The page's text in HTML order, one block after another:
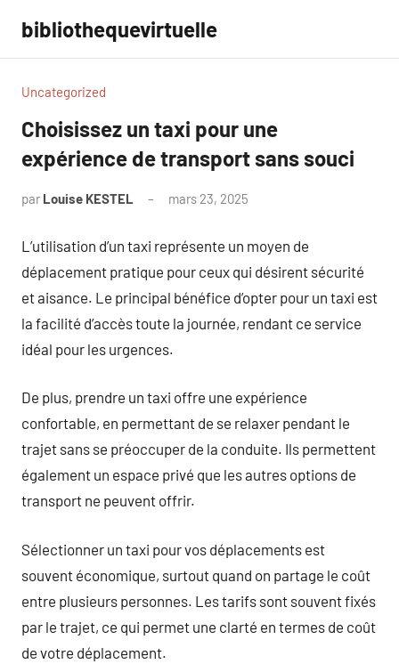
contenu
bibliothequevirtuelle
Uncategorized
Choisissez un taxi pour une
expérience de transport sans souci
par Louise KESTEL mars 23, 2025
L’utilisation d’un taxi représente un moyen de
déplacement pratique pour ceux qui désirent sécurité
et aisance. Le principal bénéfice d’opter pour un taxi est
la facilité d’accès toute la journée, rendant ce service
idéal pour les urgences.
De plus, prendre un taxi offre une expérience
confortable, en permettant de se relaxer pendant le
trajet sans se préoccuper de la conduite. Ils permettent
également un espace privé que les autres options de
transport ne peuvent offrir.
Sélectionner un taxi pour vos déplacements est
souvent économique, surtout quand on partage le coût
entre plusieurs personnes. Les tarifs sont souvent fixés
par le trajet, ce qui permet une clarté en termes de coût
de votre déplacement.